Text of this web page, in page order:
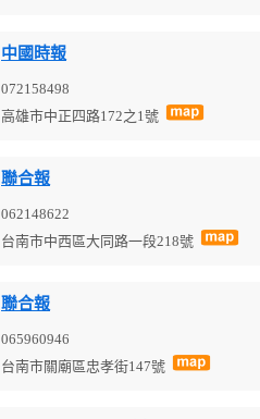
中國時報
072158498
高雄市中正四路172之1號
聯合報
062148622
台南市中西區大同路一段218號
聯合報
065960946
台南市關廟區忠孝街147號